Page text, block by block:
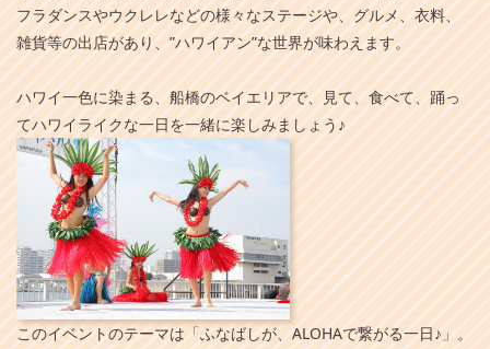
フラダンスやウクレレなどの様々なステージや、グルメ、衣料、
雑貨等の出店があり、”ハワイアン”な世界が味わえます。
ハワイ一色に染まる、船橋のベイエリアで、見て、食べて、踊っ
てハワイライクな一日を一緒に楽しみましょう♪
このイベントのテーマは「ふなばしが、ALOHAで繋がる一日♪」。